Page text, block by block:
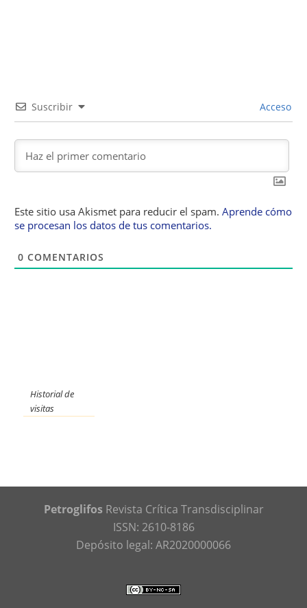
Suscribir Acceso
Este sitio usa Akismet para reducir el spam. Aprende cómo
se procesan los datos de tus comentarios.
0 COMENTARIOS
Historial de
visitas
PetroglifosRevista Crítica Transdisciplinar
ISSN: 2610-8186
Depósito legal: AR2020000066